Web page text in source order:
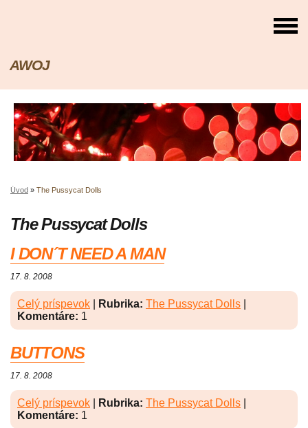
AWOJ
Úvod » The Pussycat Dolls
The Pussycat Dolls
I DON´T NEED A MAN
17. 8. 2008
Celý príspevok Rubrika: The Pussycat Dolls
Komentáre: 1
BUTTONS
17. 8. 2008
Celý príspevok Rubrika: The Pussycat Dolls
Komentáre: 1